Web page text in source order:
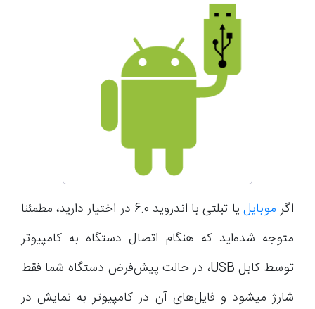
اگرموبایل
یا تبلتی با اندروید 6.0 در اختیار دارید، مطمئنا
متوجه شده‌اید که هنگام اتصال دستگاه به کامپیوتر
توسط کابل USB، در حالت پیش‌فرض دستگاه شما فقط
شارژ میشود و فایل‌های آن در کامپیوتر به نمایش در